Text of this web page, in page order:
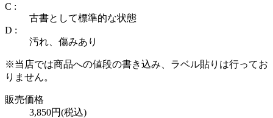
C :
古書として標準的な状態
D :
汚れ、傷みあり
※当店では商品への値段の書き込み、ラベル貼りは行ってお
りません。
販売価格
3,850円(税込)